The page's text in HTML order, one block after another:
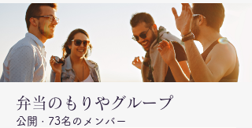
弁当のもりやグループ
公開 · 73名のメンバー